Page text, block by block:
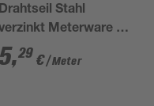
Drahtseil Stahl
Meterware 8
mm
5,29 €/ Meter